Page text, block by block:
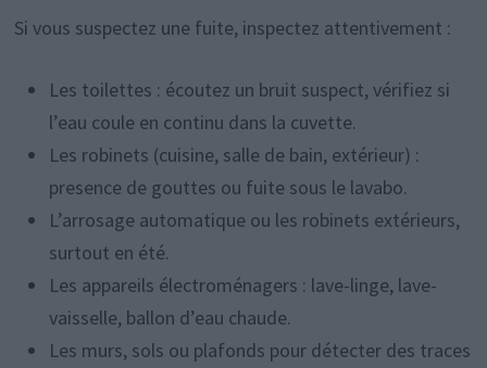
Si vous suspectez une fuite, inspectez attentivement :
Les toilettes : écoutez un bruit suspect, vérifiez si
l’eau coule en continu dans la cuvette.
Les robinets (cuisine, salle de bain, extérieur) :
presence de gouttes ou fuite sous le lavabo.
L’arrosage automatique ou les robinets extérieurs,
surtout en été.
Les appareils électroménagers : lave-linge, lave-
vaisselle, ballon d’eau chaude.
Les murs, sols ou plafonds pour détecter des traces